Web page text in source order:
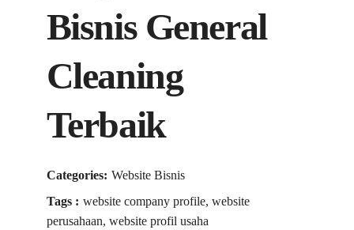
Bisnis General
Cleaning
Terbaik
Categories: Website Bisnis
Tags : website company profile, website
perusahaan, website profil usaha